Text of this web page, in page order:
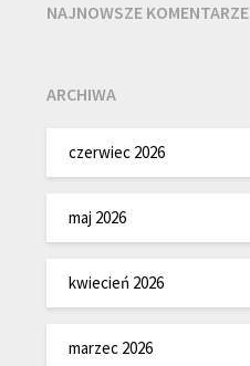
NAJNOWSZE KOMENTARZE
ARCHIWA
czerwiec 2026
maj 2026
kwiecień 2026
marzec 2026